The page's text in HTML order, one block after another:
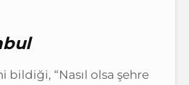
bildiği, “Nasıl olsa şehre